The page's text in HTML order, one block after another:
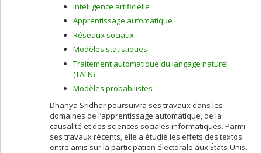
En commerce électronique, je m'intéresse à la
personnalisation (acquisition du profil du client) et à la
recommandation de produits et de services en utilisant
des algorithmes de filtrage démographique, par
contenu, collaboratif, et hybride.
Dans le cadre des systèmes tutoriels intelligents, je
m'intéresse aux stratégies d'apprentissage, à
l'interaction humain-machine, aux méthodes
d’évaluation et à la modélisation de l'apprenant. Pour ce
faire, j'utilise des techniques d'intelligence artificielle
dont l'apprentissage machine et la fouille de données.
Intelligence artificielle
Apprentissage automatique
Réseaux sociaux
Modèles statistiques
Traitement automatique du langage naturel
(TALN)
Modèles probabilistes
Dhanya Sridhar poursuivra ses travaux dans les
domaines de l’apprentissage automatique, de la
causalité et des sciences sociales informatiques. Parmi
ses travaux récents, elle a étudié les effets des textos
entre amis sur la participation électorale aux États-Unis.